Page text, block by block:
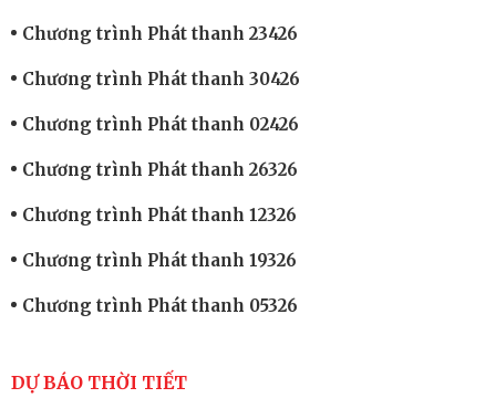
Chương trình Phát thanh 23426
Chương trình Phát thanh 30426
Chương trình Phát thanh 02426
Chương trình Phát thanh 26326
Chương trình Phát thanh 12326
Chương trình Phát thanh 19326
Chương trình Phát thanh 05326
DỰ BÁO THỜI TIẾT